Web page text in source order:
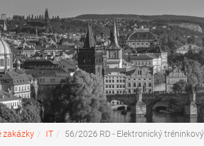
zakázky IT 56/2026 RD - Elektronický